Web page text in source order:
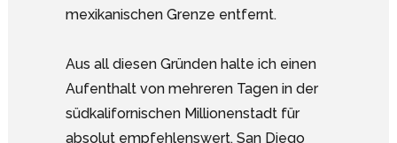
mexikanischen Grenze entfernt.
Aus all diesen Gründen halte ich einen
Aufenthalt von mehreren Tagen in der
südkalifornischen Millionenstadt für
absolut empfehlenswert. San Diego